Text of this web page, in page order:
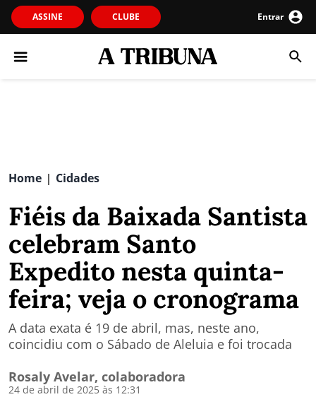
ASSINE CLUBE Entrar
Home | Cidades
Fiéis da Baixada Santista
celebram Santo
Expedito nesta quinta-
feira; veja o cronograma
A data exata é 19 de abril, mas, neste ano,
coincidiu com o Sábado de Aleluia e foi trocada
Rosaly Avelar, colaboradora
24 de abril de 2025 às 12:31